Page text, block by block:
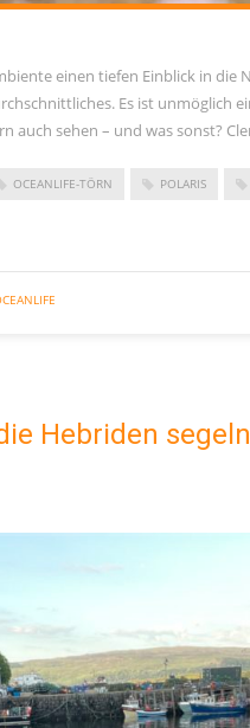
einen tiefen Einblick in die
Es ist unmöglich
auch sehen – und was sonst?
OCEANLIFE-TÖRN POLARIS
Hebriden